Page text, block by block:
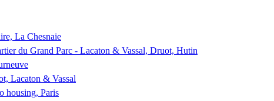
La Chesnaie
du Grand Parc - Lacaton & Vassal, Druot, Hutin
Lacaton & Vassal
housing, Paris